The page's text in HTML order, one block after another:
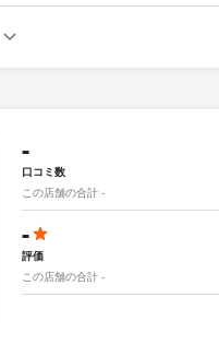
-
口コミ数
この店舗の合計 -
-
評価
この店舗の合計 -